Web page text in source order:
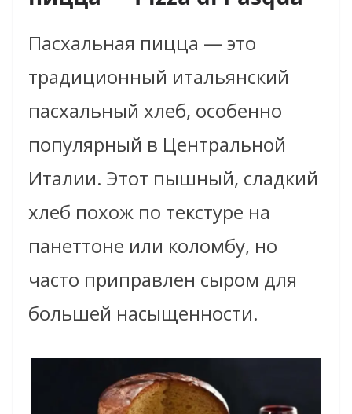
Пасхальная пицца — это
традиционный итальянский
пасхальный хлеб, особенно
популярный в Центральной
Италии. Этот пышный, сладкий
хлеб похож по текстуре на
панеттоне или коломбу, но
часто приправлен сыром для
большей насыщенности.